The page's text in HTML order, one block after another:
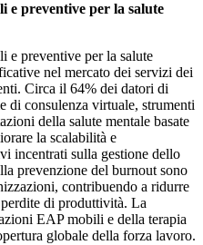
e preventive per la salute
e preventive per la salute
nel mercato dei servizi dei
Circa il 64% dei datori di
di consulenza virtuale, strumenti
della salute mentale basate
la scalabilità e
incentrati sulla gestione dello
prevenzione del burnout sono
contribuendo a ridurre
di produttività. La
EAP mobili e della terapia
globale della forza lavoro.